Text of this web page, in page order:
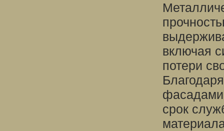
включая
потери
фасадами
срок